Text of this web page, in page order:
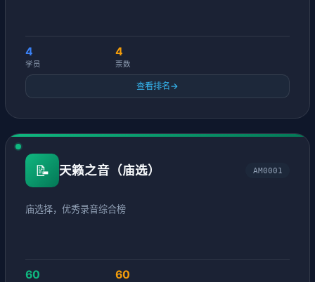
4
学员
4
票数
查看排名→
📝 天籁之音（庙选） AM0001
庙选择，优秀录音综合榜
60 60